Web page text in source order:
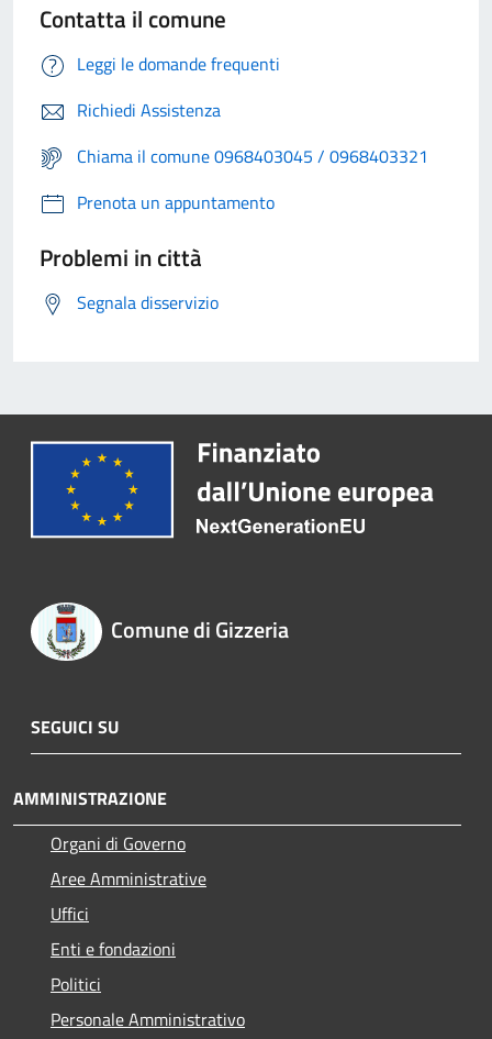
Contatta il comune
Leggi le domande frequenti
Richiedi Assistenza
Chiama il comune 0968403045 / 0968403321
Prenota un appuntamento
Problemi in città
Segnala disservizio
Comune di Gizzeria
SEGUICI SU
AMMINISTRAZIONE
Organi di Governo
Aree Amministrative
Uffici
Enti e fondazioni
Politici
Personale Amministrativo